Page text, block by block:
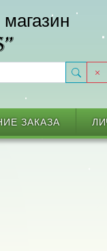
ЗАКАЗА